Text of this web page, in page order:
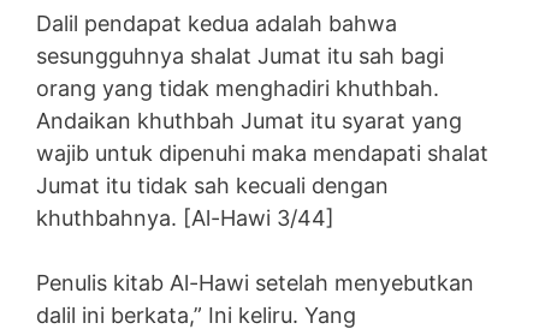
Dalil pendapat kedua adalah bahwa
sesungguhnya shalat Jumat itu sah bagi
orang yang tidak menghadiri khuthbah.
Andaikan khuthbah Jumat itu syarat yang
wajib untuk dipenuhi maka mendapati shalat
Jumat itu tidak sah kecuali dengan
khuthbahnya. [Al-Hawi 3/44]
Penulis kitab Al-Hawi setelah menyebutkan
dalil ini berkata,” Ini keliru. Yang